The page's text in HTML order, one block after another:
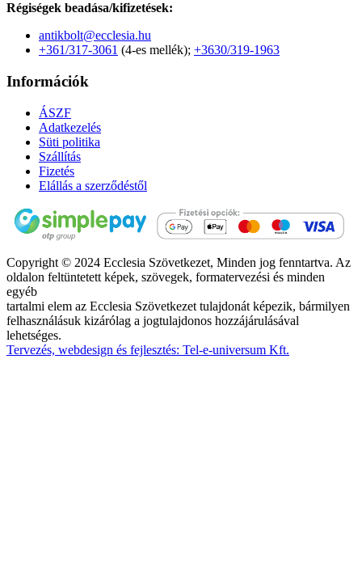
Régiségek beadása/kifizetések:
antikbolt@ecclesia.hu
+361/317-3061 (4-es mellék); +3630/319-1963
Információk
ÁSZF
Adatkezelés
Süti politika
Szállítás
Fizetés
Elállás a szerződéstől
Copyright © 2024 Ecclesia Szövetkezet, Minden jog fenntartva. Az
oldalon feltüntetett képek, szövegek, formatervezési és minden
egyéb
tartalmi elem az Ecclesia Szövetkezet tulajdonát képezik, bármilyen
felhasználásuk kizárólag a jogtulajdonos hozzájárulásával
lehetséges.
Tervezés, webdesign és fejlesztés: Tel-e-universum Kft.